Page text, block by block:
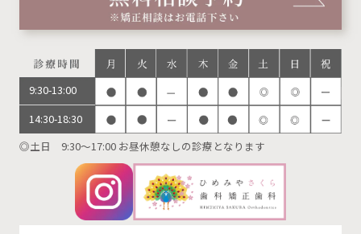
9:30-13:00
14:30-18:30
◎土日 9:30～17:00 お昼休憩なしの診療となります